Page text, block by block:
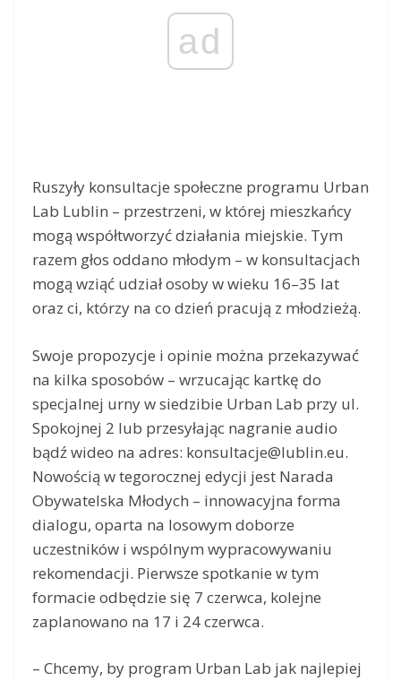
ad
Ruszyły konsultacje społeczne programu Urban
Lab Lublin – przestrzeni, w której mieszkańcy
mogą współtworzyć działania miejskie. Tym
razem głos oddano młodym – w konsultacjach
mogą wziąć udział osoby w wieku 16–35 lat
oraz ci, którzy na co dzień pracują z młodzieżą.
Swoje propozycje i opinie można przekazywać
na kilka sposobów – wrzucając kartkę do
specjalnej urny w siedzibie Urban Lab przy ul.
Spokojnej 2 lub przesyłając nagranie audio
bądź wideo na adres: konsultacje@lublin.eu.
Nowością w tegorocznej edycji jest Narada
Obywatelska Młodych – innowacyjna forma
dialogu, oparta na losowym doborze
uczestników i wspólnym wypracowywaniu
rekomendacji. Pierwsze spotkanie w tym
formacie odbędzie się 7 czerwca, kolejne
zaplanowano na 17 i 24 czerwca.
– Chcemy, by program Urban Lab jak najlepiej